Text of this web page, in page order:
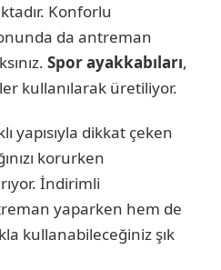
Konforlu
da antreman
Spor ayakkabıları,
kullanılarak üretiliyor.
yapısıyla dikkat çeken
korurken
İndirimli
yaparken hem de
kullanabileceğiniz şık